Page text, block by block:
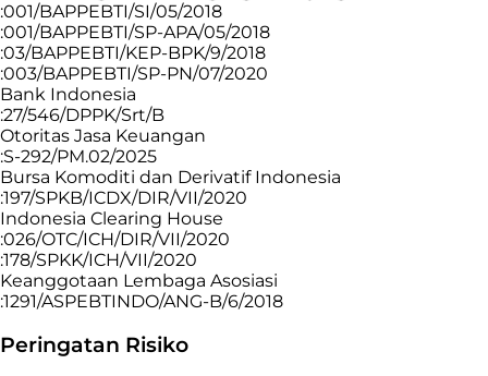
:001/BAPPEBTI/SI/05/2018
:001/BAPPEBTI/SP-APA/05/2018
:03/BAPPEBTI/KEP-BPK/9/2018
:003/BAPPEBTI/SP-PN/07/2020
Bank Indonesia
:27/546/DPPK/Srt/B
Otoritas Jasa Keuangan
:S-292/PM.02/2025
Bursa Komoditi dan Derivatif Indonesia
:197/SPKB/ICDX/DIR/VII/2020
Indonesia Clearing House
:026/OTC/ICH/DIR/VII/2020
:178/SPKK/ICH/VII/2020
Keanggotaan Lembaga Asosiasi
:1291/ASPEBTINDO/ANG-B/6/2018
Peringatan Risiko